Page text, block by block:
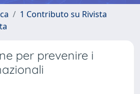
1 Contributo su Rivista
per prevenire i